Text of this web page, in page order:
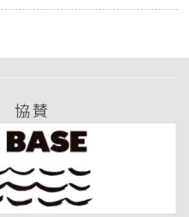
導します。
種受験にも対応。
質な
ティスによる改善
協賛